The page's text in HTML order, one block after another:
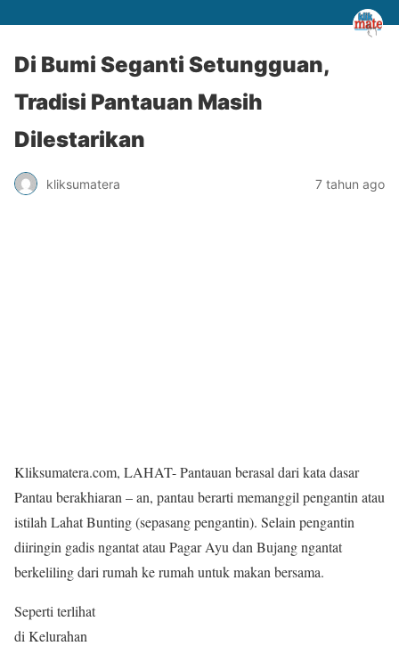
Di Bumi Seganti Setungguan,
Tradisi Pantauan Masih
Dilestarikan
kliksumatera 7 tahun ago
Kliksumatera.com, LAHAT- Pantauan berasal dari kata dasar
Pantau berakhiaran – an, pantau berarti memanggil pengantin atau
istilah Lahat Bunting (sepasang pengantin). Selain pengantin
diiringin gadis ngantat atau Pagar Ayu dan Bujang ngantat
berkeliling dari rumah ke rumah untuk makan bersama.
Seperti terlihat
di Kelurahan